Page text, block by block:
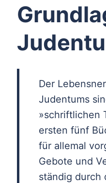
Der
Judentums
»schriftlichen
ersten fünf
für allemal
Gebote und
ständig durch